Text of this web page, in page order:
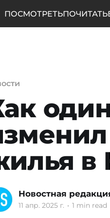
ПОСМОТРЕТЬПОЧИТАТЬ
в
Новостная
11 апр. 2025 г. • 1 min read